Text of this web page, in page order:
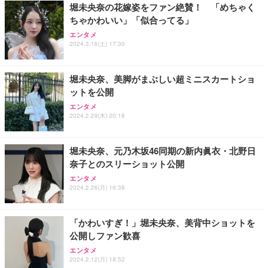
Sezlife オフィスチェア デスクチェア 疲れない テレ
ワーク チェア 強化バックレスト 30度ロッキング機
能 人間工学 椅子 腰サポート 90度跳ね上げ式アーム
ョン PCチェア 通気性メッシュ ゲーミング/勉強/事
務用 おしゃれ パソコンチェア (ブラック)
Sezlife オフィスチェア デスクチェア 疲れない テレ
ワーク チェア 強化バックレスト 30度ロッキング機
能 人間工学 椅子 腰サポート 90度跳ね上げ式アーム
務用 おしゃれ パソコンチェア (ホワイト)
ANDWINT オフィスチェア デスクチェア 肘なし メ
ッシュ 通気性 ランバーサポート付き 腰サポート ガ
ス圧無段階昇降 360度回転 キャスター付き コンパク
【純正品】27"ゲーミングモニター DualSense 充電
フック付き（CFI-ZDM1J）
【整備済み品】Dell E2724HS 27インチ 液晶モニタ
ー フルHD（1920×1080）VA 非光沢 HDMI/DisplayP
ort/VGA スピーカー内蔵 高さ調整 スイベル VESA対
【MiniLED/24.5inch/280Hz/FHD】GRAPHT THE S
HOOTER Gaming Monitor 24” Essential ゲーミン
グモニター QD 24.5インチ 1ms FHD 量子ドット 残
ネオ・ルーライフ ネオ・オムツ L 中型犬用 26枚入
り 単品
Smart Basic(スマートベーシック) 【Amazon.co.jp
限定】 Smart Basic アイリスオーヤマ ペットシーツ
超厚型 お徳用 ワイド 100枚入 (x 1) (ケース販売)
アイリスオーヤマ ペットシーツ 超厚型 お徳用 レギ
ュラー 200枚入【Amazon.co.jp限定】
堀未央奈の花嫁姿をファン絶賛！ 「めちゃく
ちゃかわいい」「似合ってる」
エンタメ
2024.3.16(土) 17:30
堀未央奈、美脚がまぶしい超ミニスカートショ
ットを公開
エンタメ
2024.2.29(木) 20:18
堀未央奈、元乃木坂46同期の新内眞衣・北野日
奈子とのスリーショット公開
エンタメ
2024.2.26(月) 16:38
「かわいすぎ！」堀未央奈、美背中ショットを
公開しファン歓喜
エンタメ
2024.2.12(月) 18:52